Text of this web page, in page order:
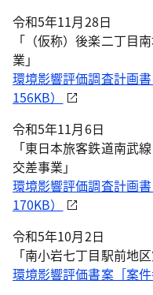
令和5年11月28日
「（仮称）後楽二丁目
業」
環境影響評価調査計画
156KB）
令和5年11月6日
「東日本旅客鉄道南武
交差事業」
環境影響評価調査計画
170KB）
令和5年10月2日
「南小岩七丁目駅前地
環境影響評価書案［案